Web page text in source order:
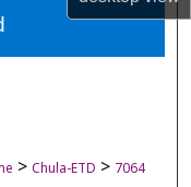
> Chula-ETD > 7064